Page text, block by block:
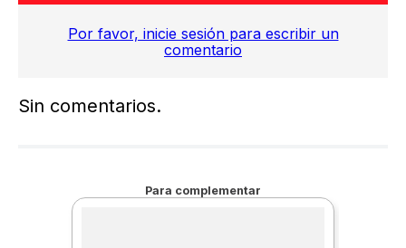
Por favor, inicie sesión para escribir un
comentario
Sin comentarios.
Para complementar